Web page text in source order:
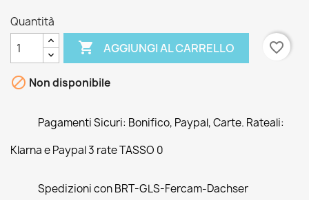
Quantità
 AGGIUNGI AL CARRELLO favorite_border
 Non disponibile
Pagamenti Sicuri: Bonifico, Paypal, Carte. Rateali:
Klarna e Paypal 3 rate TASSO 0
Spedizioni con BRT-GLS-Fercam-Dachser